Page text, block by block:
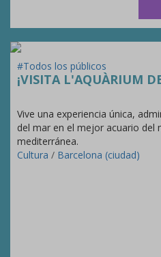
#Todos los públicos
¡VISITA L'AQUÀRIUM
Vive una experiencia única,
del mar en el mejor acuario del
mediterránea.
Cultura / Barcelona (ciudad)